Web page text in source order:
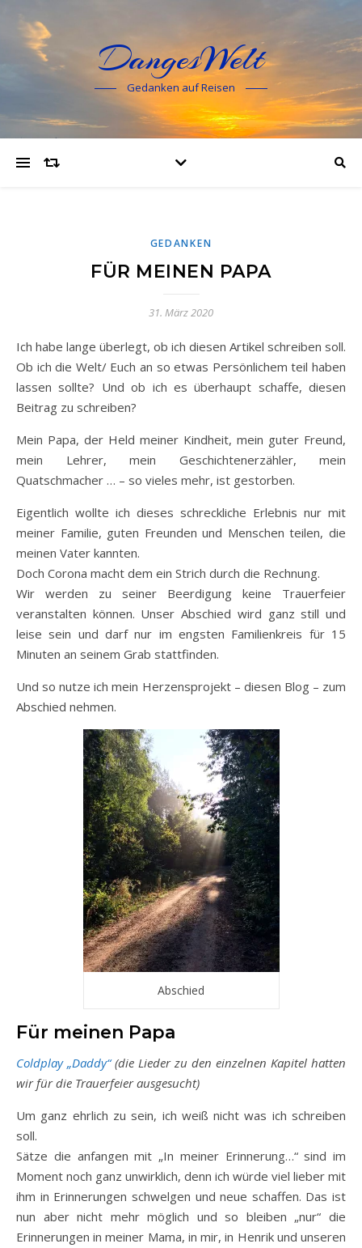
DangesWelt
Gedanken auf Reisen
GEDANKEN
FÜR MEINEN PAPA
31. März 2020
Ich habe lange überlegt, ob ich diesen Artikel schreiben soll.
Ob ich die Welt/ Euch an so etwas Persönlichem teil haben
lassen sollte? Und ob ich es überhaupt schaffe, diesen
Beitrag zu schreiben?
Mein Papa, der Held meiner Kindheit, mein guter Freund,
mein Lehrer, mein Geschichtenerzähler, mein
Quatschmacher … – so vieles mehr, ist gestorben.
Eigentlich wollte ich dieses schreckliche Erlebnis nur mit
meiner Familie, guten Freunden und Menschen teilen, die
meinen Vater kannten.
Doch Corona macht dem ein Strich durch die Rechnung.
Wir werden zu seiner Beerdigung keine Trauerfeier
veranstalten können. Unser Abschied wird ganz still und
leise sein und darf nur im engsten Familienkreis für 15
Minuten an seinem Grab stattfinden.
Und so nutze ich mein Herzensprojekt – diesen Blog – zum
Abschied nehmen.
Abschied
Für meinen Papa
Coldplay „Daddy“(die Lieder zu den einzelnen Kapitel hatten
wir für die Trauerfeier ausgesucht)
Um ganz ehrlich zu sein, ich weiß nicht was ich schreiben
soll.
Sätze die anfangen mit „In meiner Erinnerung…“ sind im
Moment noch ganz unwirklich, denn ich würde viel lieber mit
ihm in Erinnerungen schwelgen und neue schaffen. Das ist
nun aber nicht mehr möglich und so bleiben „nur“ die
Erinnerungen in meiner Mama, in mir, in Henrik und unseren